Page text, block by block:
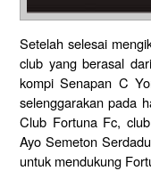
Setelah selesai
club yang berasal
kompi Senapan C
selenggarakan pada
Club Fortuna Fc,
Ayo Semeton
untuk mendukung